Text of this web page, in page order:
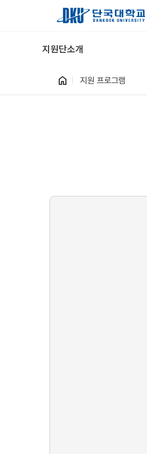
Skip to Main Content
지원단소개
home 지원 프로그램